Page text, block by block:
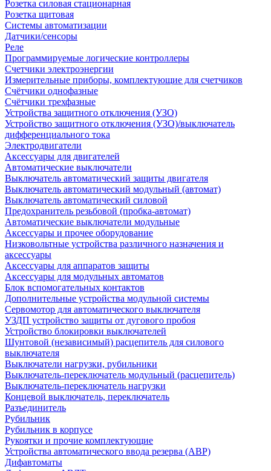
Розетка силовая стационарная
Розетка щитовая
Системы автоматизации
Датчики/сенсоры
Реле
Программируемые логические контроллеры
Счетчики электроэнергии
Измерительные приборы, комплектующие для счетчиков
Счётчики однофазные
Счётчики трехфазные
Устройства защитного отключения (УЗО)
Устройство защитного отключения (УЗО)/выключатель
дифференциального тока
Электродвигатели
Аксессуары для двигателей
Автоматические выключатели
Выключатель автоматический защиты двигателя
Выключатель автоматический модульный (автомат)
Выключатель автоматический силовой
Предохранитель резьбовой (пробка-автомат)
Автоматические выключатели модульные
Аксессуары и прочее оборудование
Низковольтные устройства различного назначения и
аксессуары
Аксессуары для аппаратов защиты
Аксессуары для модульных автоматов
Блок вспомогательных контактов
Дополнительные устройства модульной системы
Сервомотор для автоматического выключателя
УЗДП устройство защиты от дугового пробоя
Устройство блокировки выключателей
Шунтовой (независимый) расцепитель для силового
выключателя
Выключатели нагрузки, рубильники
Выключатель-переключатель модульный (расцепитель)
Выключатель-переключатель нагрузки
Концевой выключатель, переключатель
Разъединитель
Рубильник
Рубильник в корпусе
Рукоятки и прочие комплектующие
Устройства автоматического ввода резерва (АВР)
Дифавтоматы